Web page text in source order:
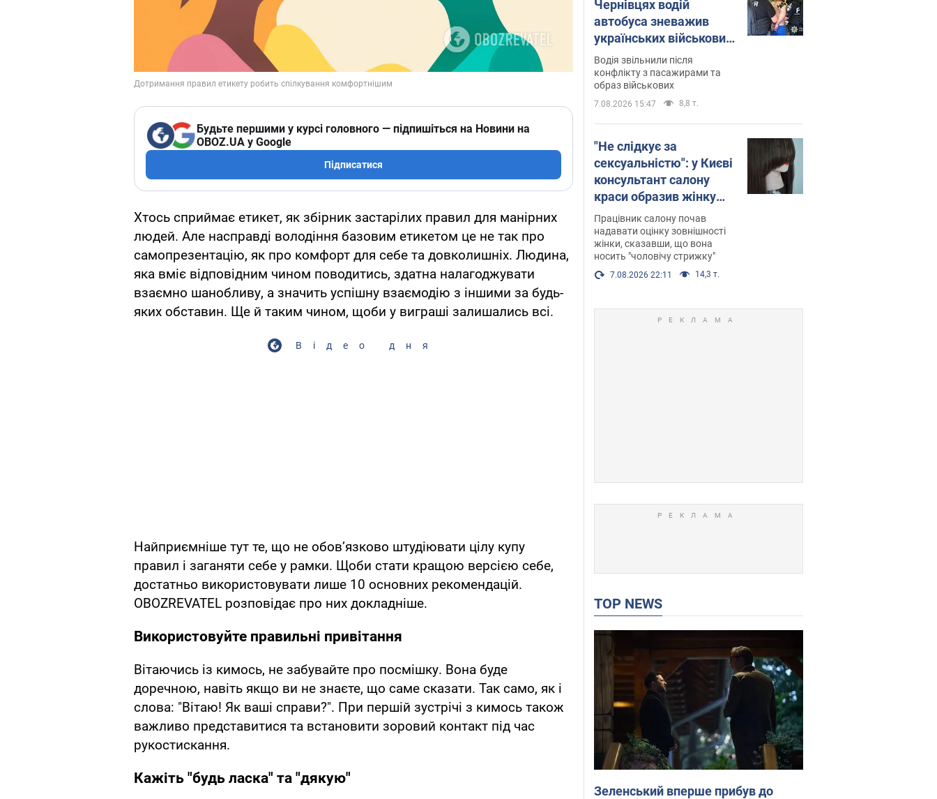
Будьте першими у курсі головного — підпишіться на Новини на
OBOZ.UA у Google
Підписатися
Хтось сприймає етикет, як збірник застарілих правил для манірних
людей. Але насправді володіння базовим етикетом це не так про
самопрезентацію, як про комфорт для себе та довколишніх. Людина,
яка вміє відповідним чином поводитись, здатна налагоджувати
взаємно шанобливу, а значить успішну взаємодію з іншими за будь-
яких обставин. Ще й таким чином, щоби у виграші залишались всі.
Відео дня
Найприємніше тут те, що не обов’язково штудіювати цілу купу
правил і заганяти себе у рамки. Щоби стати кращою версією себе,
достатньо використовувати лише 10 основних рекомендацій.
OBOZREVATEL розповідає про них докладніше.
Використовуйте правильні привітання
Вітаючись із кимось, не забувайте про посмішку. Вона буде
доречною, навіть якщо ви не знаєте, що саме сказати. Так само, як і
слова: "Вітаю! Як ваші справи?". При першій зустрічі з кимось також
важливо представитися та встановити зоровий контакт під час
рукостискання.
Кажіть "будь ласка" та "дякую"
Чернівцях водій
автобуса зневажив
українських військових
і поплатився. Відео
Водія звільнили після
конфлікту з пасажирами та
образ військових
7.08.2026 15:47 8,8 т.
"Не слідкує за
сексуальністю": у Києві
консультант салону
краси образив жінку
після хімієтерапії,
розгорівся скандал.
Фото
Працівник салону почав
надавати оцінку зовнішності
жінки, сказавши, що вона
носить "чоловічу стрижку"
7.08.2026 22:11 14,3 т.
TOP NEWS
Зеленський вперше прибув до